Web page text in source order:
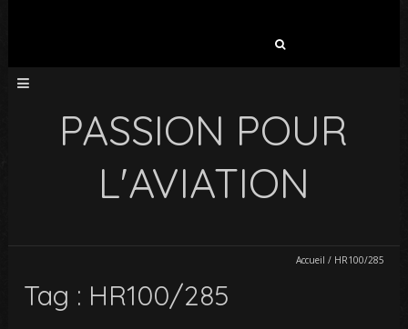
PASSION POUR
L'AVIATION
Accueil / HR100/285
Tag : HR100/285